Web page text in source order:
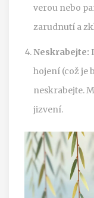
verou nebo
zarudnutí a
Neskrabejte:
hojení (což je
neskrabejte.
jizvení.